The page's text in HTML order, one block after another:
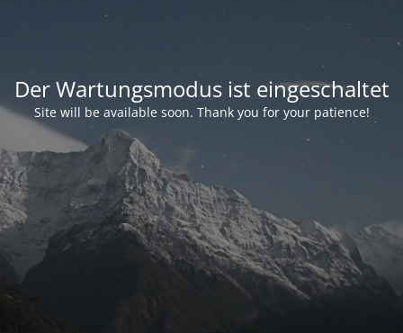
Der Wartungsmodus ist eingeschaltet
Site will be available soon. Thank you for your patience!